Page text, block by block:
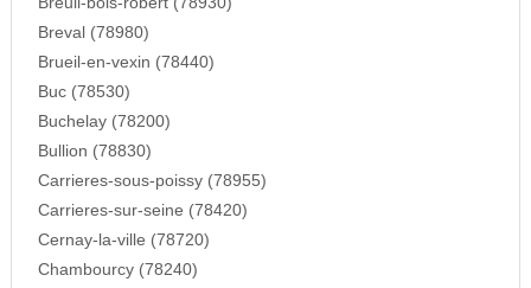
Breval (78980)
Brueil-en-vexin (78440)
Buc (78530)
Buchelay (78200)
Bullion (78830)
Carrieres-sous-poissy (78955)
Carrieres-sur-seine (78420)
Cernay-la-ville (78720)
Chambourcy (78240)